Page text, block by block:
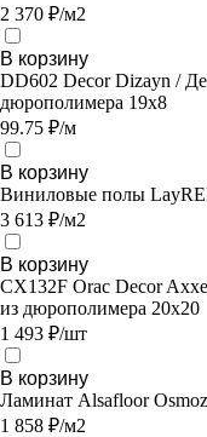
2 370 ₽/м2
В корзину
DD602 Decor Dizayn /
дюрополимера 19х8
99.75 ₽/м
В корзину
Виниловые полы
3 613 ₽/м2
В корзину
CX132F Orac Decor
из дюрополимера 20х20
1 493 ₽/шт
В корзину
Ламинат Alsafloor
1 858 ₽/м2